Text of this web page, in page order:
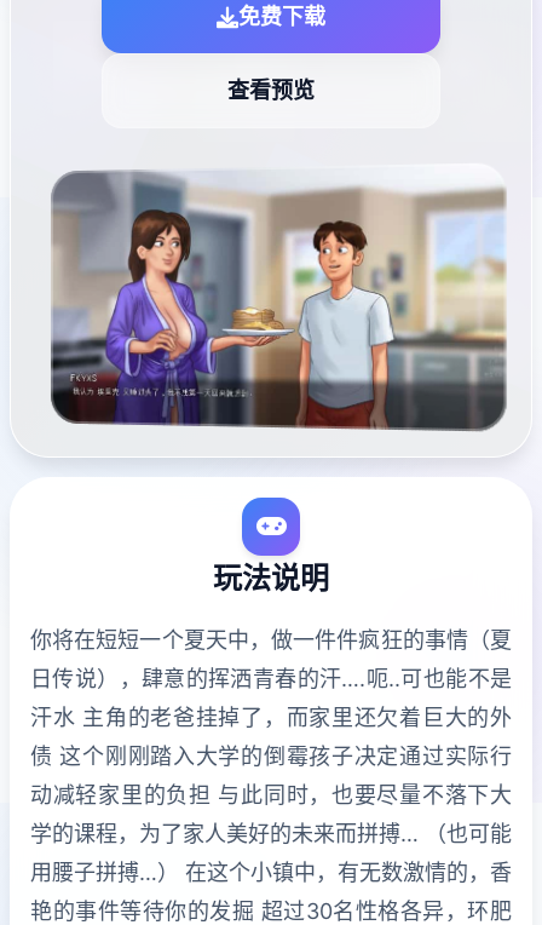
免费下载
查看预览
玩法说明
你将在短短一个夏天中，做一件件疯狂的事情（夏
日传说），肆意的挥洒青春的汗….呃..可也能不是
汗水 主角的老爸挂掉了，而家里还欠着巨大的外
债 这个刚刚踏入大学的倒霉孩子决定通过实际行
动减轻家里的负担 与此同时，也要尽量不落下大
学的课程，为了家人美好的未来而拼搏… （也可能
用腰子拼搏…） 在这个小镇中，有无数激情的，香
艳的事件等待你的发掘 超过30名性格各异，环肥